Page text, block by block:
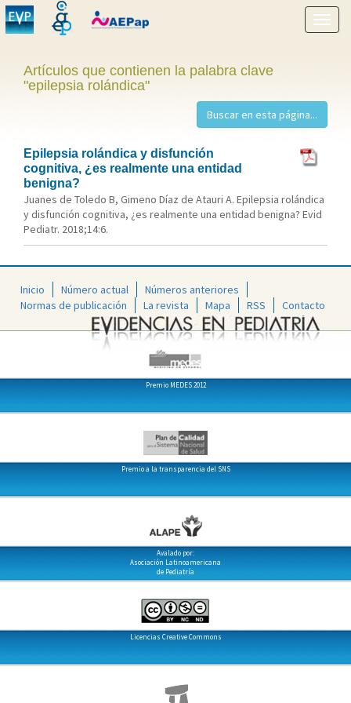
menú
Artículos que contienen la palabra clave
"epilepsia rolándica"
Epilepsia rolándica y disfunción
cognitiva, ¿es realmente una entidad
benigna?
Juanes de Toledo B, Gimeno Díaz de Atauri A. Epilepsia rolándica
y disfunción cognitiva, ¿es realmente una entidad benigna? Evid
Pediatr. 2018;14:6.
Inicio Número actual
Números anteriores
Normas de publicación
La revista Mapa RSS Contacto
Premio MEDES 2012
Premio a la transparencia del SNS
Avalado por:
Asociación Latinoamericana
de Pediatría
Licencias Creative Commons